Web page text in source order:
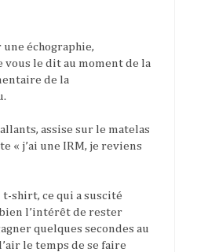
une échographie,
vous le dit au moment de la
de la
assise sur le matelas
« j’ai une IRM, je reviens
t-shirt, ce qui a suscité
bien l’intérêt de rester
quelques secondes au
le temps de se faire